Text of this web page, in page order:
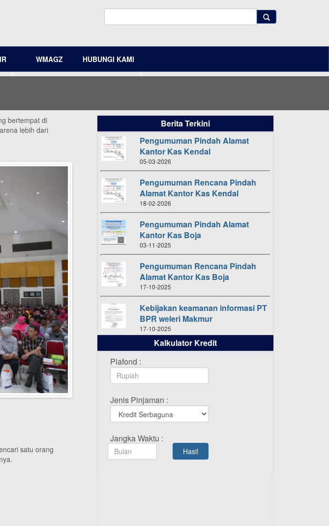
WMAGZ HUBUNGI KAMI
bertempat di
lebih dari
satu orang
Berita Terkini
Pengumuman Pindah Alamat
Kantor Kas Kendal
05-03-2026
Pengumuman Rencana Pindah
Alamat Kantor Kas Kendal
18-02-2026
Pengumuman Pindah Alamat
Kantor Kas Boja
03-11-2025
Pengumuman Rencana Pindah
Alamat Kantor Kas Boja
17-10-2025
Kebijakan keamanan informasi PT
BPR weleri Makmur
17-10-2025
Daftar Pemenang Undian
TAMASHA Bulan Oktober 2025
16-10-2025
TAMASHA Bulan September 2025
20-09-2025
Daftar Pemenang Undian
TAMASHA Bulan Agustus 2025
Kalkulator Kredit
Plafond :
Jenis Pinjaman :
Jangka Waktu :
Hasil